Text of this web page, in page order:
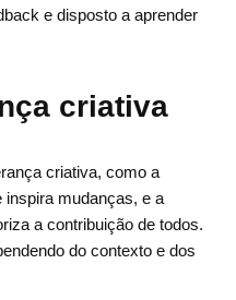
e disposto a aprender
criativa
criativa, como a
inspira mudanças, e a
a contribuição de todos.
do contexto e dos